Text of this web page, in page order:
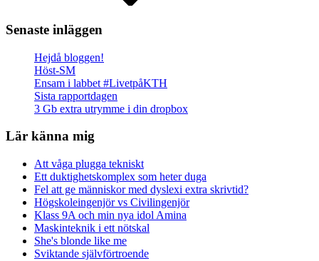
Senaste inläggen
Hejdå bloggen!
Höst-SM
Ensam i labbet #LivetpåKTH
Sista rapportdagen
3 Gb extra utrymme i din dropbox
Lär känna mig
Att våga plugga tekniskt
Ett duktighetskomplex som heter duga
Fel att ge människor med dyslexi extra skrivtid?
Högskoleingenjör vs Civilingenjör
Klass 9A och min nya idol Amina
Maskinteknik i ett nötskal
She's blonde like me
Sviktande självförtroende